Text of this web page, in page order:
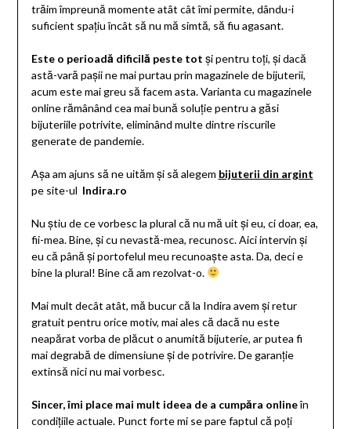
trăim împreună momente atât cât îmi permite, dându-i
suficient spațiu încât să nu mă simtă, să fiu agasant.
Este o perioadă dificilă peste tot și pentru toți, și dacă
astă-vară pașii ne mai purtau prin magazinele de bijuterii,
acum este mai greu să facem asta. Varianta cu magazinele
online rămânând cea mai bună soluție pentru a găsi
bijuteriile potrivite, eliminând multe dintre riscurile
generate de pandemie.
Așa am ajuns să ne uităm și să alegem bijuterii din argint
pe site-ul Indira.ro
Nu știu de ce vorbesc la plural că nu mă uit și eu, ci doar, ea,
fii-mea. Bine, și cu nevastă-mea, recunosc. Aici intervin și
eu că până și portofelul meu recunoaște asta. Da, deci e
bine la plural! Bine că am rezolvat-o.
Mai mult decât atât, mă bucur că la Indira avem și retur
gratuit pentru orice motiv, mai ales că dacă nu este
neapărat vorba de plăcut o anumită bijuterie, ar putea fi
mai degrabă de dimensiune și de potrivire. De garanție
extinsă nici nu mai vorbesc.
Sincer, îmi place mai mult ideea de a cumpăra onlineîn
condițiile actuale. Punct forte mi se pare faptul că poți